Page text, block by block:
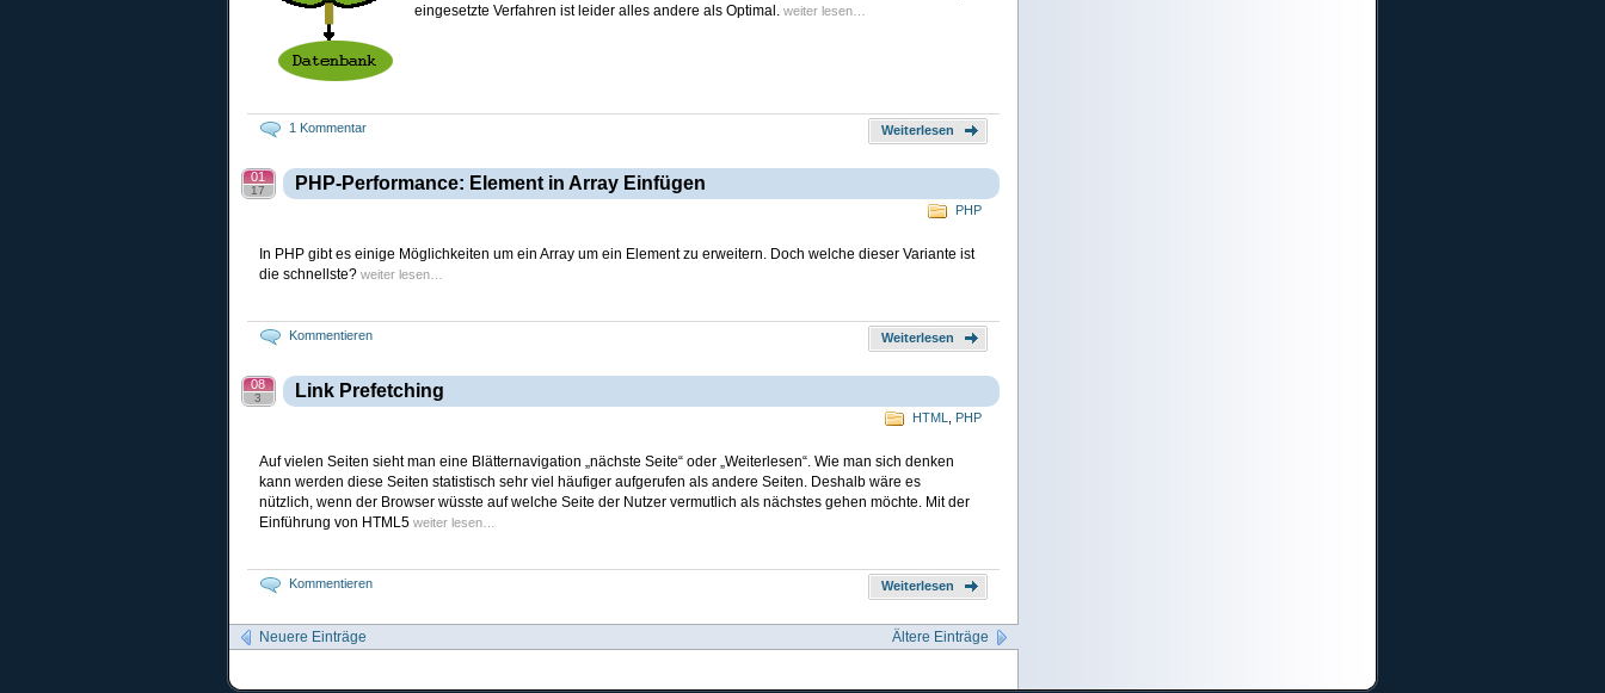
eingesetzte Verfahren ist leider alles andere als Optimal. weiter lesen…
1 Kommentar Weiterlesen
PHP-Performance: Element in Array Einfügen
01
17
PHP
In PHP gibt es einige Möglichkeiten um ein Array um ein Element zu erweitern. Doch welche dieser Variante ist
die schnellste? weiter lesen…
Kommentieren Weiterlesen
Link Prefetching
08
3
HTML PHP
Auf vielen Seiten sieht man eine Blätternavigation „nächste Seite“ oder „Weiterlesen“. Wie man sich denken
kann werden diese Seiten statistisch sehr viel häufiger aufgerufen als andere Seiten. Deshalb wäre es
nützlich, wenn der Browser wüsste auf welche Seite der Nutzer vermutlich als nächstes gehen möchte. Mit der
Einführung von HTML5 weiter lesen…
Kommentieren Weiterlesen
Neuere Einträge Ältere Einträge